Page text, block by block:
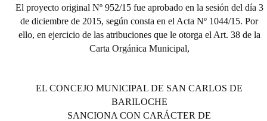
Ciudadano Ilustre - Registro
Banca del Vecino - Registro
Antiguos Pobladores - Registro
Reconocimientos - Registro
El proyecto original Nº 952/15 fue aprobado en la sesión del día 3
de diciembre de 2015, según consta en el Acta Nº 1044/15. Por
ello, en ejercicio de las atribuciones que le otorga el Art. 38 de la
Carta Orgánica Municipal,
EL CONCEJO MUNICIPAL DE SAN CARLOS DE
BARILOCHE
SANCIONA CON CARÁCTER DE